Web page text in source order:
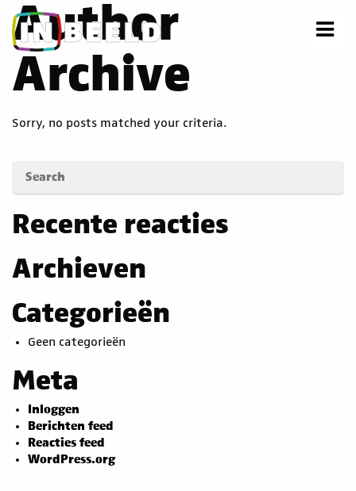
Author
Archive
Sorry, no posts matched your criteria.
Recente reacties
Archieven
Categorieën
Geen categorieën
Meta
Inloggen
Berichten feed
Reacties feed
WordPress.org